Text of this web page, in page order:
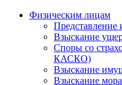
Физическим лицам
Представление
Взыскание
Споры со
КАСКО)
Взыскание
Взыскание